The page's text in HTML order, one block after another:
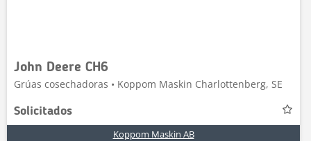
John Deere CH6
Grúas cosechadoras • Koppom Maskin Charlottenberg, SE
Solicitados
Koppom Maskin AB